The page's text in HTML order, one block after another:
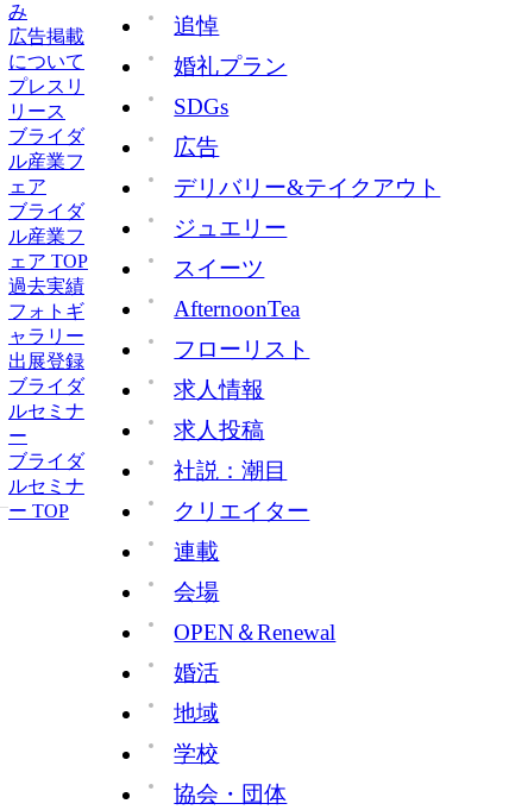
追悼
婚礼プラン
SDGs
広告
デリバリー&テイクアウト
ジュエリー
スイーツ
AfternoonTea
フローリスト
求人情報
求人投稿
社説：潮目
クリエイター
連載
会場
OPEN＆Renewal
婚活
地域
学校
協会・団体
み
広告掲載
について
プレスリ
リース
ブライダ
ル産業フ
ェア
ブライダ
ル産業フ
ェア TOP
過去実績
フォトギ
ャラリー
出展登録
ブライダ
ルセミナ
ー
ブライダ
ルセミナ
ー TOP